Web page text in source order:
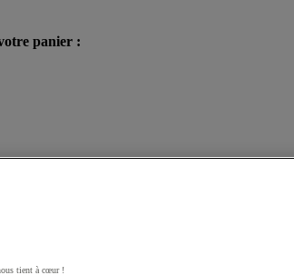
panier :
tient à cœur !